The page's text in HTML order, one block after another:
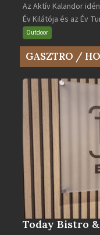
Év
Kilátója
és
az
Év
bejegyzéshez
Az Aktív Kalandor
Év Kilátója és az Év
Outdoor
GASZTRO /
Today Bistro